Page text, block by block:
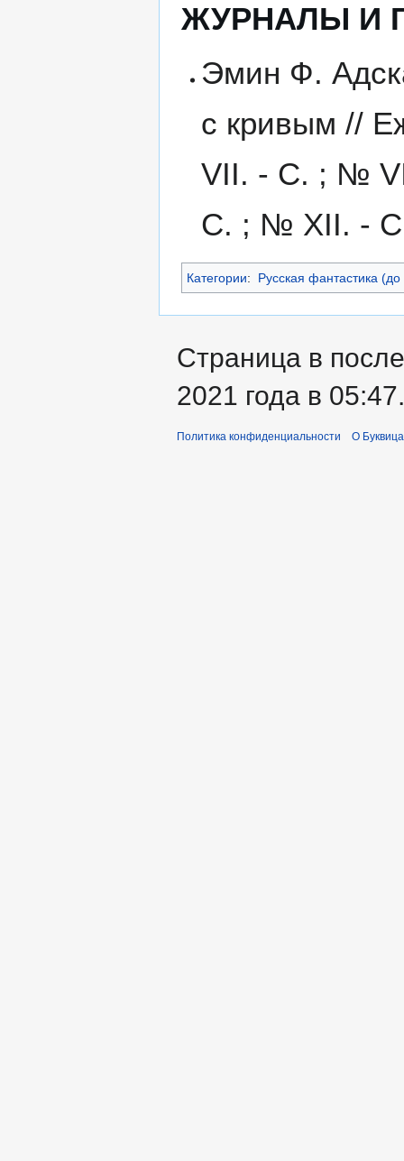
ЖУРНАЛЫ И
Эмин Ф.
с кривым //
VII. - С. ; №
С. ; № XII. -
Категории: Русская фантастика
Страница в
2021 года в 05:47.
Политика конфиденциальности О Буквица